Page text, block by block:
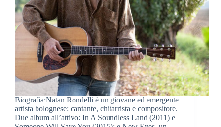
Biografia:Natan Rondelli è un giovane ed emergente
artista bolognese: cantante, chitarrista e compositore.
Due album all’attivo: In A Soundless Land (2011) e